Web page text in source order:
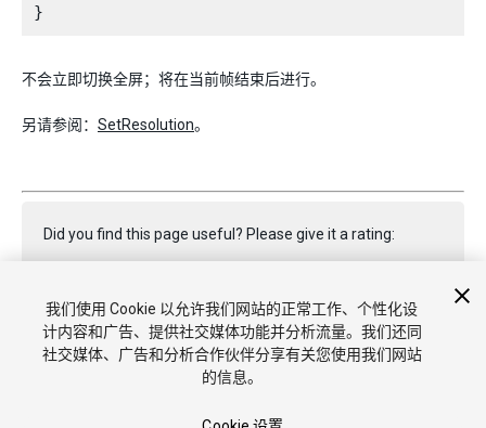
不会立即切换全屏；将在当前帧结束后进行。
另请参阅： SetResolution。
Did you find this page useful? Please give it a rating:
Report a problem on this page
我们使用 Cookie 以允许我们网站的正常工作、个性化设
计内容和广告、提供社交媒体功能并分析流量。我们还同
社交媒体、广告和分析合作伙伴分享有关您使用我们网站
的信息。